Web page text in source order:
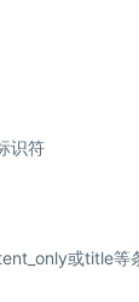
识符
或title等